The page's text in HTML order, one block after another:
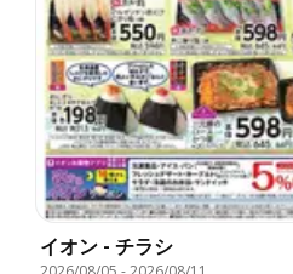
イオン - チラシ